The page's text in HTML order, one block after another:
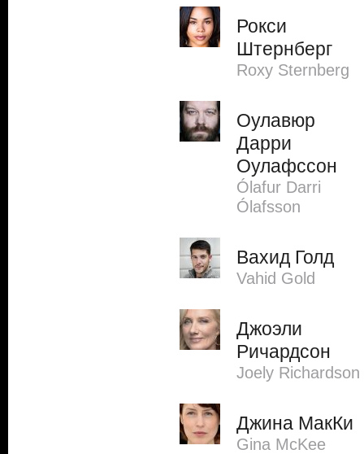
Рокси
Штернберг
Roxy Sternberg
Оулавюр
Дарри
Оулафссон
Ólafur Darri
Ólafsson
Вахид Голд
Vahid Gold
Джоэли
Ричардсон
Joely Richardson
Джина МакКи
Gina McKee